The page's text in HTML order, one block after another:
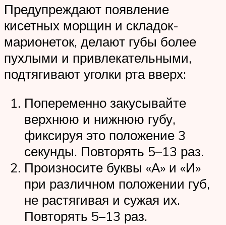
Предупреждают появление
кисетных морщин и складок-
марионеток, делают губы более
пухлыми и привлекательными,
подтягивают уголки рта вверх:
Попеременно закусывайте
верхнюю и нижнюю губу,
фиксируя это положение 3
секунды. Повторять 5–13 раз.
Произносите буквы «А» и «И»
при различном положении губ,
не растягивая и сужая их.
Повторять 5–13 раз.